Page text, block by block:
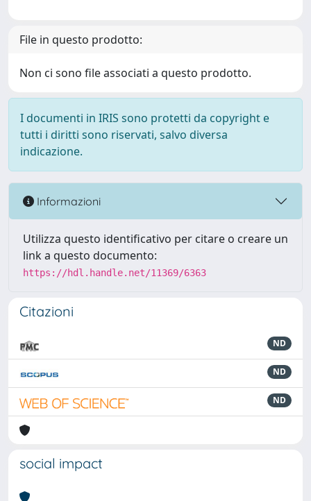
File in questo prodotto:
Non ci sono file associati a questo prodotto.
I documenti in IRIS sono protetti da copyright e
tutti i diritti sono riservati, salvo diversa
indicazione.
Informazioni
Utilizza questo identificativo per citare o creare un
link a questo documento:
https://hdl.handle.net/11369/6363
Citazioni
ND
ND
ND
social impact